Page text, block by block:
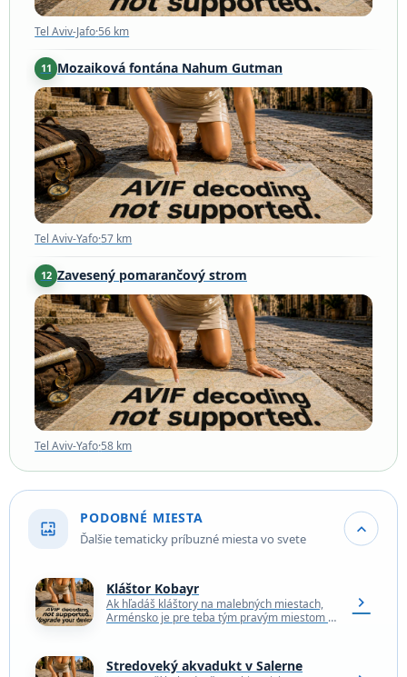
Tel Aviv-Jafo·56 km
11 Mozaiková fontána Nahum Gutman
Tel Aviv-Yafo·57 km
Tel Aviv-Yafo·57 km
12 Zavesený pomarančový strom
Tel Aviv-Yafo·58 km
Tel Aviv-Yafo·58 km
wallpaper
PODOBNÉ MIESTA
Ďalšie tematicky príbuzné miesta vo svete expand_more
Kláštor Kobayr
Ak hľadáš kláštory na malebných miestach,
Arménsko je pre teba tým pravým miestom a
chevron_right
Stredoveký akvadukt v Salerne